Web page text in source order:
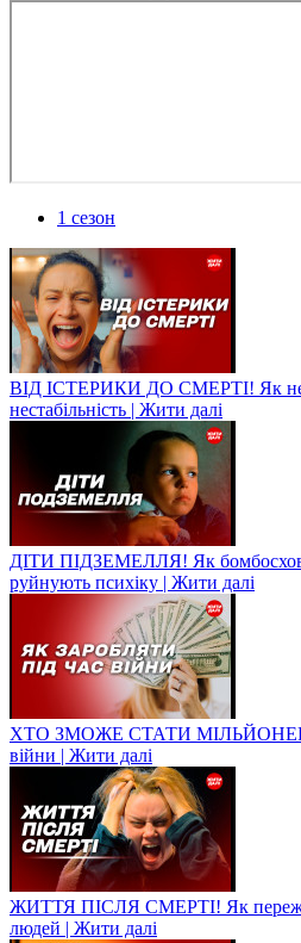
1 сезон
ВІД ІСТЕРИКИ ДО СМЕРТІ! Як не
нестабільність | Жити далі
ДІТИ ПІДЗЕМЕЛЛЯ! Як
руйнують психіку | Жити далі
ХТО ЗМОЖЕ СТАТИ
війни | Жити далі
ЖИТТЯ ПІСЛЯ СМЕРТІ! Як
людей | Жити далі